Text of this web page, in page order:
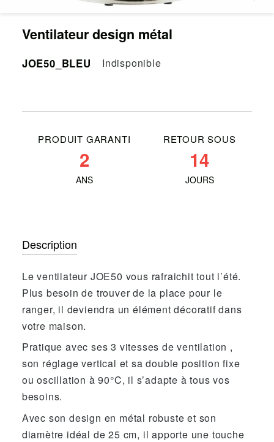
Ventilateur design métal
JOE50_BLEU Indisponible
PRODUIT GARANTI
2
ANS
RETOUR SOUS
14
JOURS
Description
Le ventilateur JOE50 vous rafraichit tout l’été.
Plus besoin de trouver de la place pour le
ranger, il deviendra un élément décoratif dans
votre maison.
Pratique avec ses 3 vitesses de ventilation ,
son réglage vertical et sa double position fixe
ou oscillation à 90°C, il s’adapte à tous vos
besoins.
Avec son design en métal robuste et son
diamètre idéal de 25 cm, il apporte une touche